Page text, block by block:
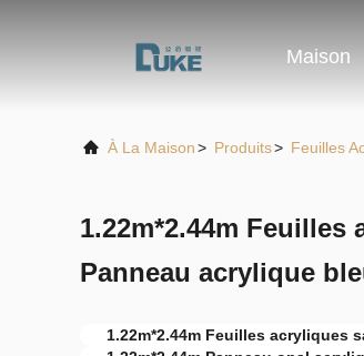
Maison
À La Maison> Produits> Feuilles
1.22m*2.44m
Panneau acrylique
1.22m*2.44m Feuilles acryliques